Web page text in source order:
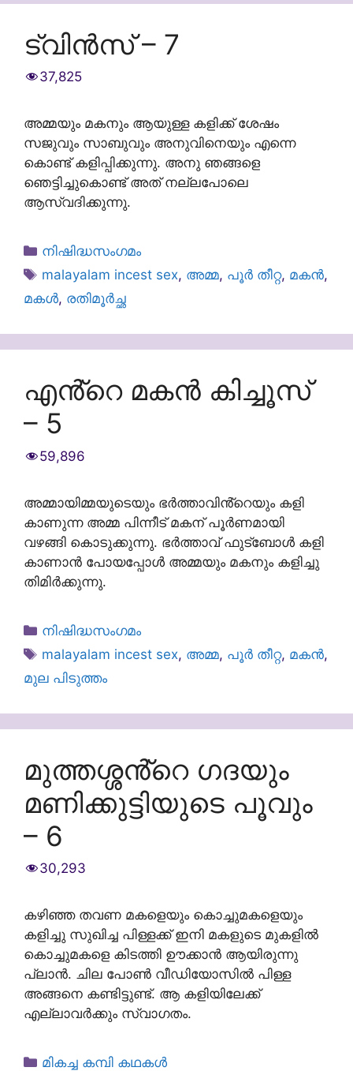
ട്വിൻസ് – 7
37,825
അമ്മയും മകനും ആയുള്ള കളിക്ക് ശേഷം
സജുവും സാബുവും അനുവിനെയും എന്നെ
കൊണ്ട് കളിപ്പിക്കുന്നു. അനു ഞങ്ങളെ
ഞെട്ടിച്ചുകൊണ്ട് അത് നല്ലപോലെ
ആസ്വദിക്കുന്നു.
Categories
നിഷിദ്ധസംഗമം
Tags
malayalam incest sex, അമ്മ, പൂർ തീറ്റ, മകൻ,
മകൾ, രതിമൂര്‍ച്ഛ
എൻ്റെ മകൻ കിച്ചൂസ്
– 5
59,896
അമ്മായിമ്മയുടെയും ഭർത്താവിൻ്റെയും കളി
കാണുന്ന അമ്മ പിന്നീട് മകന് പൂർണമായി
വഴങ്ങി കൊടുക്കുന്നു. ഭർത്താവ് ഫുട്ബോൾ കളി
കാണാൻ പോയപ്പോൾ അമ്മയും മകനും കളിച്ചു
തിമിർക്കുന്നു.
Categories
നിഷിദ്ധസംഗമം
Tags
malayalam incest sex, അമ്മ, പൂർ തീറ്റ, മകൻ,
മുല പിടുത്തം
മുത്തശ്ശൻ്റെ ഗദയും
മണിക്കുട്ടിയുടെ പൂവും
– 6
30,293
കഴിഞ്ഞ തവണ മകളെയും കൊച്ചുമകളെയും
കളിച്ചു സുഖിച്ച പിള്ളക്ക് ഇനി മകളുടെ മുകളിൽ
കൊച്ചുമകളെ കിടത്തി ഊക്കാൻ ആയിരുന്നു
പ്ലാൻ. ചില പോൺ വീഡിയോസിൽ പിള്ള
അങ്ങനെ കണ്ടിട്ടുണ്ട്. ആ കളിയിലേക്ക്
എല്ലാവർക്കും സ്വാഗതം.
Categories
മികച്ച കമ്പി കഥകൾ